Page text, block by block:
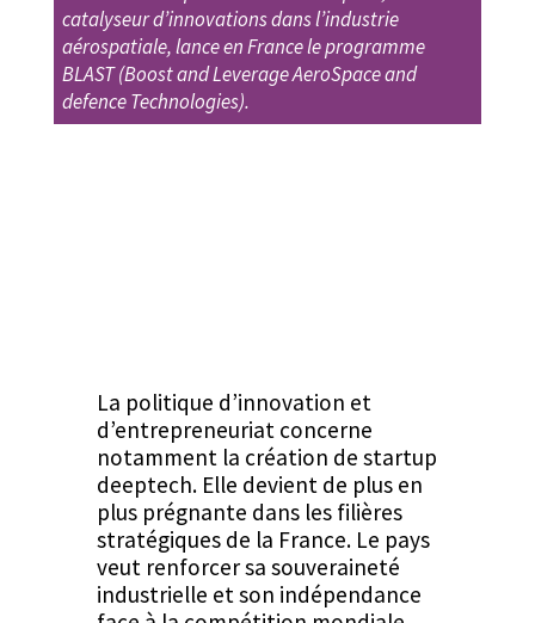
catalyseur d’innovations dans l’industrie
aérospatiale, lance en France le programme
BLAST (Boost and Leverage AeroSpace and
defence Technologies).
La poli­tique d’innovation et
d’entrepreneuriat con­cerne
notam­ment la créa­tion de start­up
deeptech. Elle devient de plus en
plus prég­nante dans les fil­ières
stratégiques de la France. Le pays
veut ren­forcer sa sou­veraineté
indus­trielle et son indépen­dance